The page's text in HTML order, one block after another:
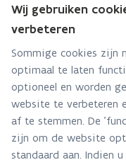
Team
Hebt u een vraag
Via contact
Alle
Wij gebruiken
verbeteren
Sommige cookies zijn
optimaal te laten
optioneel en worden
website te verbeteren
af te stemmen. De
zijn om de website
standaard aan. Indien